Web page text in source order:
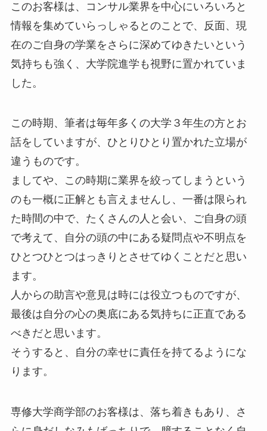
このお客様は、コンサル業界を中心にいろいろと
情報を集めていらっしゃるとのことで、反面、現
在のご自身の学業をさらに深めてゆきたいという
気持ちも強く、大学院進学も視野に置かれていま
した。
この時期、筆者は毎年多くの大学３年生の方とお
話をしていますが、ひとりひとり置かれた立場が
違うものです。
ましてや、この時期に業界を絞ってしまうという
のも一概に正解とも言えませんし、一番は限られ
た時間の中で、たくさんの人と会い、ご自身の頭
で考えて、自分の頭の中にある疑問点や不明点を
ひとつひとつはっきりとさせてゆくことだと思い
ます。
人からの助言や意見は時には役立つものですが、
最後は自分の心の奥底にある気持ちに正直である
べきだと思います。
そうすると、自分の幸せに責任を持てるようにな
ります。
専修大学商学部のお客様は、落ち着きもあり、さ